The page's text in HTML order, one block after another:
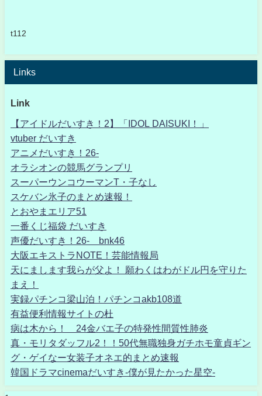
t112
Links
Link
【アイドルだいすき！2】「IDOL DAISUKI！」
vtuber だいすき
アニメだいすき！26-
オラシオンの競馬グランプリ
スーパーウンコウーマンT・子なし
スケバン氷子のまとめ速報！
とおやまエリア51
一番くじ福袋 だいすき
声優だいすき！26- bnk46
大阪エキストラNOTE！芸能情報局
天にまします我らが父よ！ 願わくはわがドル円を守りた
まえ！
実録パチンコ梁山泊！パチンコakb108道
有益便利情報サイトの杜
病は木から！ 24金バエ子の特発性間質性肺炎
真・モリタダッフル2！！50代無職独身ガチホモ童貞ギン
グ・ゲイなー女装子オネエ的まとめ速報
韓国ドラマcinemaだいすき-僕が見たかった星空-